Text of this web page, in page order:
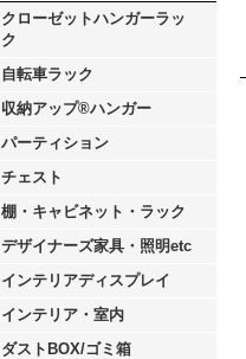
クローゼットハンガーラッ
ク
自転車ラック
収納アップ®ハンガー
パーティション
チェスト
棚・キャビネット・ラック
デザイナーズ家具・照明etc
インテリアディスプレイ
インテリア・室内
ダストBOX/ゴミ箱